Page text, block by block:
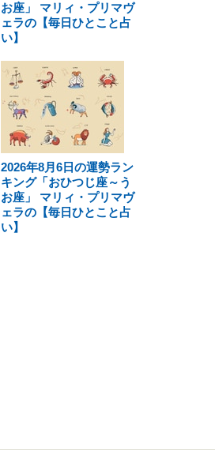
お座」 マリィ・プリマヴ
ェラの【毎日ひとこと占
い】
2026年8月6日の運勢ラン
キング「おひつじ座～う
お座」 マリィ・プリマヴ
ェラの【毎日ひとこと占
い】